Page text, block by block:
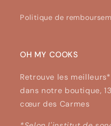
Politique de
OH MY COOKS
Retrouve les
dans notre boutique,
cœur des Carmes